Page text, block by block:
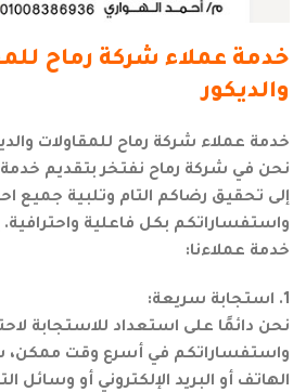
خدمة عملاء شركة رماح
والديكور
خدمة عملاء شركة رماح للمقاولات
نحن في شركة رماح نفتخر بتقديم
إلى تحقيق رضاكم التام وتلبية جميع
واستفساراتكم بكل فاعلية
خدمة عملاءنا:
1. استجابة سريعة:
نحن دائمًا على استعداد للاستجابة
واستفساراتكم في أسرع وقت ممكن،
الهاتف أو البريد الإلكتروني أو وسائل